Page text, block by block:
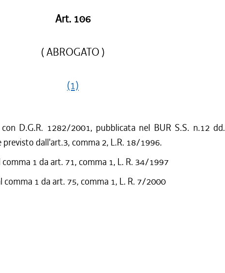
Art. 106
( ABROGATO )
(1)
D.G.R. 1282/2001, pubblicata nel BUR S.S. n.12 dd.
previsto dall'art.3, comma 2, L.R. 18/1996.
1 da art. 71, comma 1, L. R. 34/1997
comma 1 da art. 75, comma 1, L. R. 7/2000